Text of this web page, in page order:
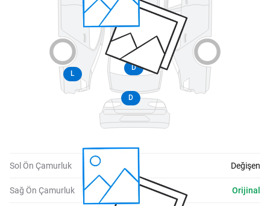
D
L
D
Sol Ön Çamurluk Değişen
Sağ Ön Çamurluk Orijinal